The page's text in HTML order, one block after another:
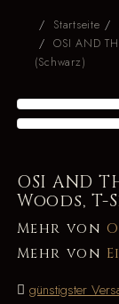
Startseite
OSI AND
(Schwarz)
OSI AND
Woods,
Mehr von
Mehr von
günstigster